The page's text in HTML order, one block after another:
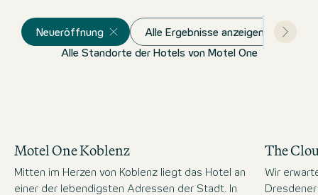
Neueröffnung Alle Ergebnisse anzeigen
Alle Standorte der Hotels von Motel One
Motel One Koblenz
Mitten im Herzen von Koblenz liegt das Hotel an
einer der lebendigsten Adressen der Stadt. In
The
Wir